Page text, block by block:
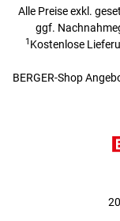
Alle Preise exkl.
ggf.
1 Kostenlose
BERGER-Shop